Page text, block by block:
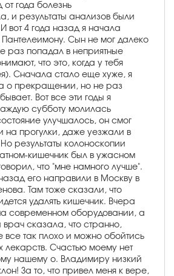
года болезнь
и результаты анализов были
вот 4 года назад я начала
Пантелеимону. Сын не мог далеко
раз попадал в неприятные
что это, когда у тебя
Сначала стало еще хуже, я
о прекращении, но не раз
Вот все эти годы я
субботу молилась
улучшалось, он смог
на прогулки, даже уезжали в
результаты колоноскопии
кишечник был в ужасном
что "мне намного лучше".
его направили в Москву в
Там тоже сказали, что
удалять кишечник. Вчера
современном оборудовании, а
сказала, что странно,
все так плохо и можно обойтись
лекарств. Счастью моему нет
нашему о. Владимиру низкий
За то, что привел меня к вере,